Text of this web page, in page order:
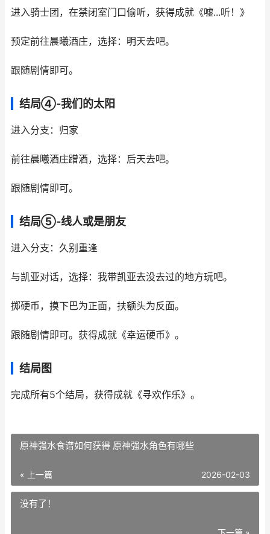
进入骑士团，在禁闭室门口偷听，获得成就《嘘...听！》
预定前往晨曦酒庄，选择：明天去吧。
跟随剧情即可。
结局④-我们的太阳
进入分支：归家
前往晨曦酒庄蹭酒，选择：后天去吧。
跟随剧情即可。
结局⑤-线人或是朋友
进入分支：久别重逢
与凯亚对话，选择：我带凯亚去没去过的地方玩吧。
掷硬币，摸下巴为正面，扶额头为反面。
跟随剧情即可。获得成就《幸运硬币》。
结局图
完成所有5个结局，获得成就《寻欢作乐》。
原神强水食谱如何获得 原神强水角色有哪些
« 上一篇 2026-02-03
没有了！